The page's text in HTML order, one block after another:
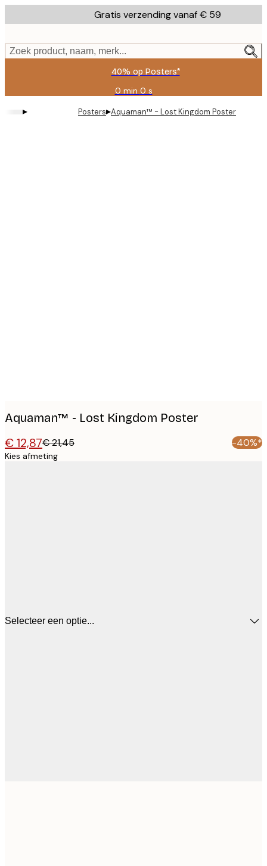
to
content.
Gratis verzending vanaf € 59
Zoek product, naam, merk...
40% op Posters*
0 min 0 s
Geldig
2026-
▸ Posters▸Aquaman™ - Lost Kingdom Poster
Aquaman™ - Lost Kingdom Poster
€ 12,87€ 21,45 -40%*
Kies afmeting
Selecteer een optie...